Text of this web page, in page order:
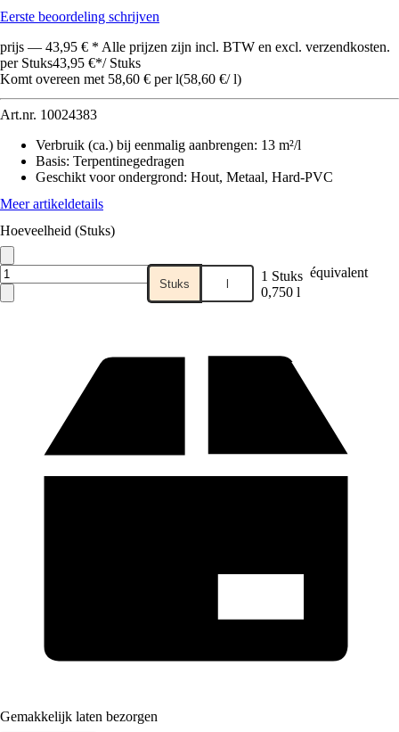
Eerste beoordeling schrijven
prijs — 43,95 € * Alle prijzen zijn incl. BTW en excl. verzendkosten.
per Stuks43,95 €*/ Stuks
Komt overeen met 58,60 € per l(58,60 €/ l)
Art.nr. 10024383
Verbruik (ca.) bij eenmalig aanbrengen: 13 m²/l
Basis: Terpentinegedragen
Geschikt voor ondergrond: Hout, Metaal, Hard-PVC
Meer artikeldetails
Hoeveelheid (Stuks)
Stuks l 1 Stuks équivalent
0,750 l
Gemakkelijk laten bezorgen